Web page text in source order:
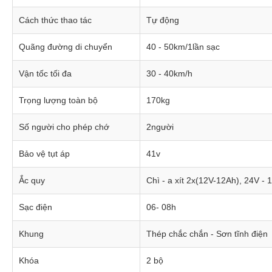
Cách thức thao tác Tự động
Quãng đường di chuyển 40 - 50km/1lần sạc
Vận tốc tối đa 30 - 40km/h
Trọng lượng toàn bộ 170kg
Số người cho phép chớ 2người
Bảo vệ tụt áp 41v
Ắc quy Chì - a xít 2x(12V-12Ah), 24V -
Sạc điện 06- 08h
Khung Thép chắc chắn - Sơn tĩnh điện
Khóa 2 bộ